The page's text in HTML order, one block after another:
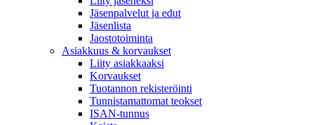
Jäsenpalvelut ja edut
Jäsenlista
Jaostotoiminta
Asiakkuus & korvaukset
Liity asiakkaaksi
Korvaukset
Tuotannon rekisteröinti
Tunnistamattomat teokset
ISAN-tunnus